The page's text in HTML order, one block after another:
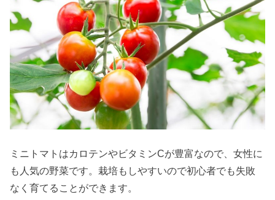
ミニトマトはカロテンやビタミンCが豊富なので、女性に
も人気の野菜です。栽培もしやすいので初心者でも失敗
なく育てることができます。